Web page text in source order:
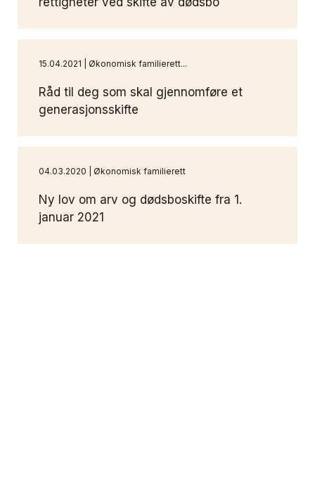
15.04.2021 | Økonomisk familierett...
Råd til deg som skal gjennomføre et
generasjonsskifte
04.03.2020 | Økonomisk familierett
Ny lov om arv og dødsboskifte fra 1.
januar 2021